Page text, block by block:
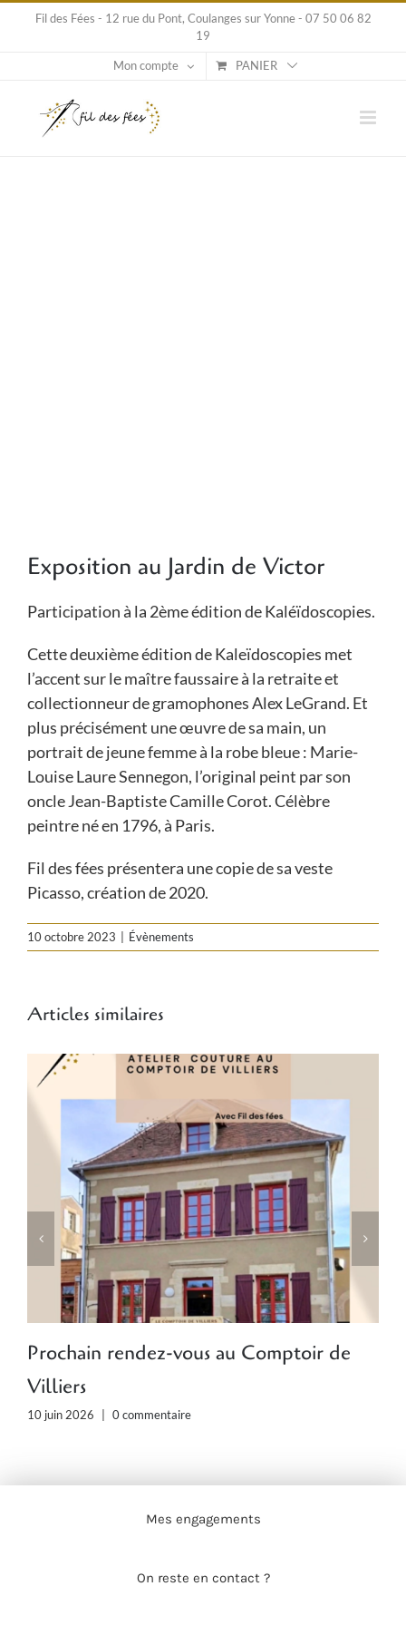
PasserFil des Fées - 12 rue du Pont, Coulanges sur Yonne - 07 50 06 82
19
Mon compte PANIER
Exposition au Jardin de Victor
Participation à la 2ème édition de Kaléïdoscopies.
Cette deuxième édition de Kaleïdoscopies met
l’accent sur le maître faussaire à la retraite et
collectionneur de gramophones Alex LeGrand. Et
plus précisément une œuvre de sa main, un
portrait de jeune femme à la robe bleue : Marie-
Louise Laure Sennegon, l’original peint par son
oncle Jean-Baptiste Camille Corot. Célèbre
peintre né en 1796, à Paris.
Fil des fées présentera une copie de sa veste
Picasso, création de 2020.
10 octobre 2023 Évènements
Articles similaires
Prochain rendez-vous au Comptoir de
Villiers
10 juin 2026 0 commentaire
Mes engagements
On reste en contact ?